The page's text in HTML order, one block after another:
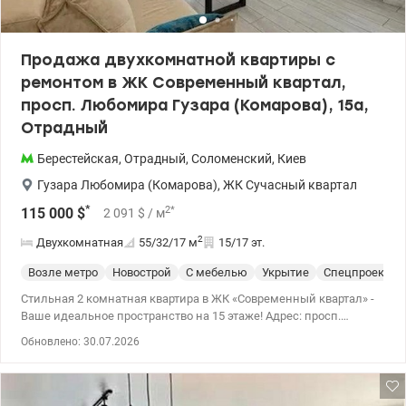
Продажа двухкомнатной квартиры с
ремонтом в ЖК Современный квартал,
просп. Любомира Гузара (Комарова), 15а,
Отрадный
Берестейская, Отрадный, Соломенский, Киев
Гузара Любомира (Комарова), ЖК Сучасный квартал
115 000 $* 2 091 $ / м2*
Двухкомнатная 55/32/17 м2 15/17 эт.
Возле метро Новострой С мебелью Укрытие Спецпроект
Стильная 2 комнатная квартира в ЖК «Современный квартал» -
Ваше идеальное пространство на 15 этаже! Адрес: просп.
готовая к жизни двухкомнатная квартира в одном из самых
вариант как для собственного проживания, так и для
высоколиквидной аренды. Планировка: Функциональная и
Обновлено: 30.07.2026